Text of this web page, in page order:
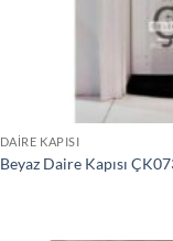
DAIRE KAPISI
Beyaz Daire Kapısı